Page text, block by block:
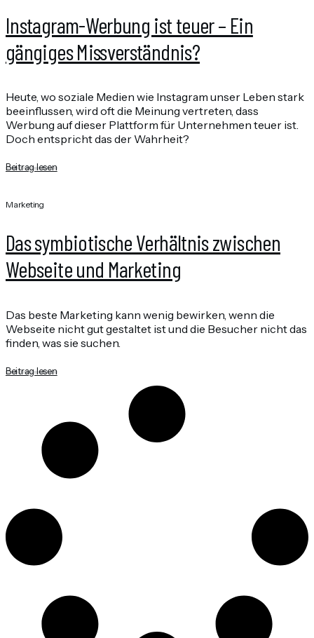
Instagram-Werbung ist teuer – Ein
gängiges Missverständnis?
Heute, wo soziale Medien wie Instagram unser Leben stark
beeinflussen, wird oft die Meinung vertreten, dass
Werbung auf dieser Plattform für Unternehmen teuer ist.
Doch entspricht das der Wahrheit?
Beitrag lesen
Marketing
Das symbiotische Verhältnis zwischen
Webseite und Marketing
Das beste Marketing kann wenig bewirken, wenn die
Webseite nicht gut gestaltet ist und die Besucher nicht das
finden, was sie suchen.
Beitrag lesen